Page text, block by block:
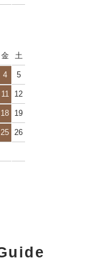
金 土
4 5
11 12
18 19
25 26